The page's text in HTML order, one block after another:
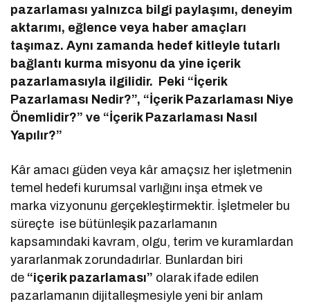
pazarlaması yalnızca bilgi paylaşımı, deneyim
aktarımı, eğlence veya haber amaçları
taşımaz. Aynı zamanda hedef kitleyle tutarlı
bağlantı kurma misyonu da yine içerik
pazarlamasıyla ilgilidir. Peki “İçerik
Pazarlaması Nedir?”, “İçerik Pazarlaması Niye
Önemlidir?” ve “İçerik Pazarlaması Nasıl
Yapılır?”
Kâr amacı güden veya kâr amaçsız her işletmenin
temel hedefi kurumsal varlığını inşa etmek ve
marka vizyonunu gerçekleştirmektir. İşletmeler bu
süreçte ise bütünleşik pazarlamanın
kapsamındaki kavram, olgu, terim ve kuramlardan
yararlanmak zorundadırlar. Bunlardan biri
de “içerik pazarlaması” olarak ifade edilen
pazarlamanın dijitalleşmesiyle yeni bir anlam